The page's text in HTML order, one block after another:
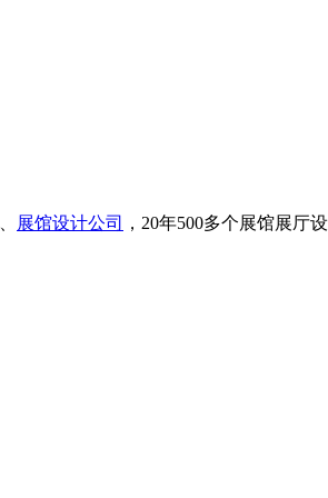
展馆设计公司
，20年500多个展馆展厅